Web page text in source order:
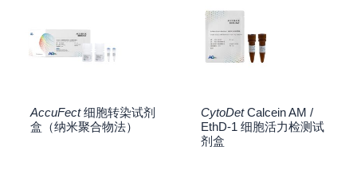
AccuFect细胞转染试剂
盒（纳米聚合物法）
CytoDetCalcein AM /
EthD-1 细胞活力检测试
剂盒